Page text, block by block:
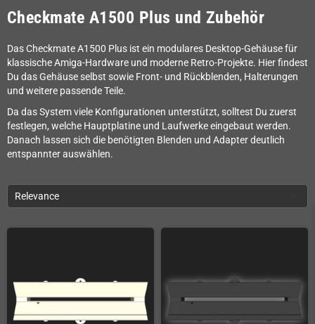
Checkmate A1500 Plus und Zubehör
Das Checkmate A1500 Plus ist ein modulares Desktop-Gehäuse für
klassische Amiga-Hardware und moderne Retro-Projekte. Hier findest
Du das Gehäuse selbst sowie Front- und Rückblenden, Halterungen
und weitere passende Teile.
Da das System viele Konfigurationen unterstützt, solltest Du zuerst
festlegen, welche Hauptplatine und Laufwerke eingebaut werden.
Danach lassen sich die benötigten Blenden und Adapter deutlich
entspannter auswählen.
Relevance